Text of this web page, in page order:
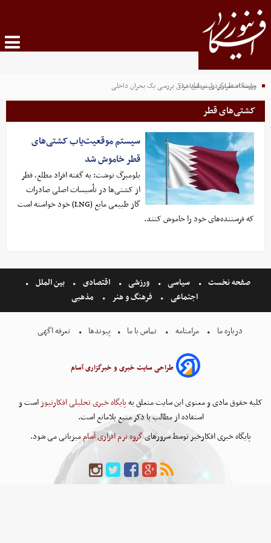
ورزشگاه دستگردی تعطیل شد؟
جلسه اضطراری رئیس فیفا برای بررسی یک بحران داخلی
کشتی‌های قطر
سیستم موقعیت‌یاب کشتی‌های
قطر خاموش شد
بلومبرگ نوشت: به گفته افراد مطلع، قطر
از کشتی‌ها در تأسیسات اصلی صادرات
گاز طبیعی مایع (LNG) خود خواسته است
که فرستنده‌های خود را خاموش کنند.
صفحه نخست سیاسی ورزشی اقتصادی
بین الملل
اجتماعی
فرهنگ و هنر مذهبی
درباره ما مرامنامه تماس با ما پیوندها تعرفه اگهی
طراحی سایت خبری و خبرگزاری آسام
کلیه حقوق مادی و معنوی این سایت متعلق بهپایگاه خبری تحلیلی افکارنیوزاست و
استفاده از مطالب با ذکر منبع بلامانع است.
پایگاه خبری افکارخبر توسط سرورهایگروه نرم افزاری آساممیزبانی می شود.